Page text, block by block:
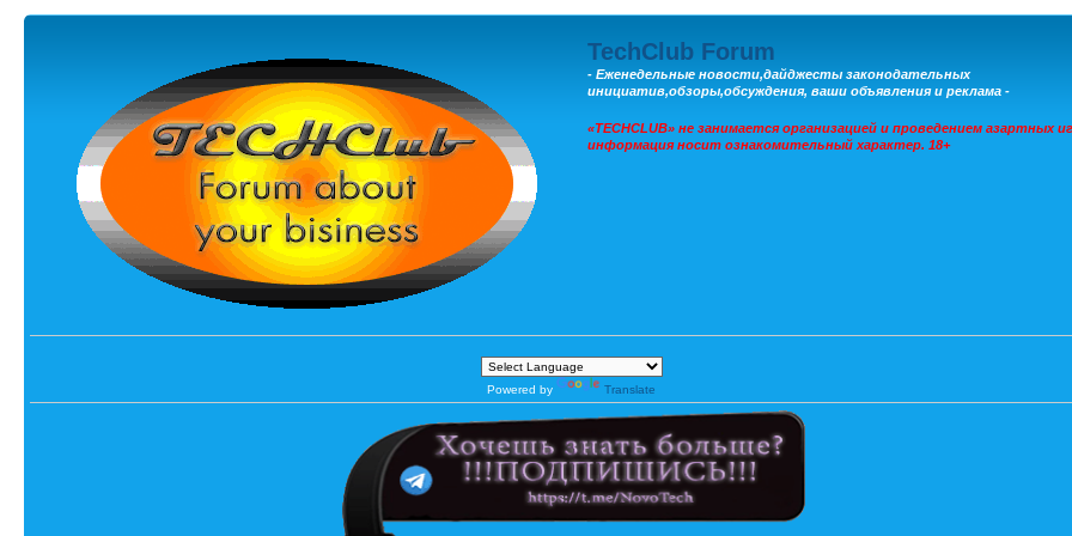
TechClub Forum
- Еженедельные новости,дайджесты законодательных
инициатив,обзоры,обсуждения, ваши объявления и реклама -
«TECHCLUB» не занимается организацией и проведением азартных
информация носит ознакомительный характер. 18+
Powered by Translate